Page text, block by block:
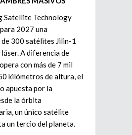
Satellite Technology
2027 una
300 satélites Jilin-1
A diferencia de
con más de 7 mil
kilómetros de altura, el
apuesta por la
la órbita
un único satélite
un tercio del planeta.